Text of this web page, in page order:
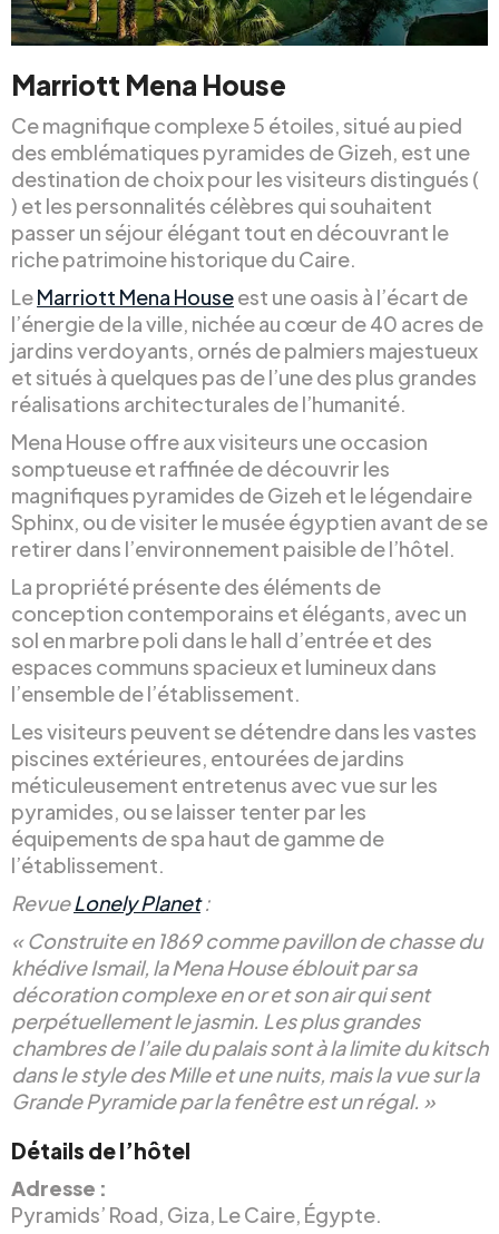
Marriott Mena House
Ce magnifique complexe 5 étoiles, situé au pied
des emblématiques pyramides de Gizeh, est une
destination de choix pour les visiteurs distingués (
) et les personnalités célèbres qui souhaitent
passer un séjour élégant tout en découvrant le
riche patrimoine historique du Caire.
LeMarriott Mena Houseest une oasis à l’écart de
l’énergie de la ville, nichée au cœur de 40 acres de
jardins verdoyants, ornés de palmiers majestueux
et situés à quelques pas de l’une des plus grandes
réalisations architecturales de l’humanité.
Mena House offre aux visiteurs une occasion
somptueuse et raffinée de découvrir les
magnifiques pyramides de Gizeh et le légendaire
Sphinx, ou de visiter le musée égyptien avant de se
retirer dans l’environnement paisible de l’hôtel.
La propriété présente des éléments de
conception contemporains et élégants, avec un
sol en marbre poli dans le hall d’entrée et des
espaces communs spacieux et lumineux dans
l’ensemble de l’établissement.
Les visiteurs peuvent se détendre dans les vastes
piscines extérieures, entourées de jardins
méticuleusement entretenus avec vue sur les
pyramides, ou se laisser tenter par les
équipements de spa haut de gamme de
l’établissement.
RevueLonely Planet:
« Construite en 1869 comme pavillon de chasse du
khédive Ismail, la Mena House éblouit par sa
décoration complexe en or et son air qui sent
perpétuellement le jasmin. Les plus grandes
chambres de l’aile du palais sont à la limite du kitsch
dans le style des Mille et une nuits, mais la vue sur la
Grande Pyramide par la fenêtre est un régal. »
Détails de l’hôtel
Adresse :
Pyramids’ Road, Giza, Le Caire, Égypte.